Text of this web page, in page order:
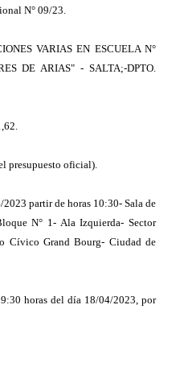
N° 09/23.
VARIAS EN ESCUELA N°
DE ARIAS" - SALTA;-DPTO.
presupuesto oficial).
2023 partir de horas 10:30- Sala de
N° 1- Ala Izquierda- Sector
Cívico Grand Bourg- Ciudad de
9:30 horas del día 18/04/2023, por